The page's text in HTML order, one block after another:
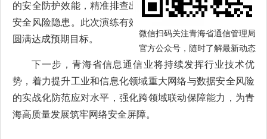
的安全防护效能，精准排查出一批隐蔽性强、危害性高的
安全风险隐患。此次演练有效夯实了全省网络安全防线，
圆满达成预期目标。
下一步，青海省信息通信业将持续发挥行业技术优
势，着力提升工业和信息化领域重大网络与数据安全风险
的实战化防范应对水平，强化跨领域联动保障能力，为青
海高质量发展筑牢网络安全屏障。
微信扫码关注青海省通信管理局
官方公众号，随时了解最新动态